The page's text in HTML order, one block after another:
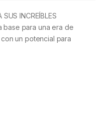
SUS INCREÍBLES
base para una era de
un potencial para